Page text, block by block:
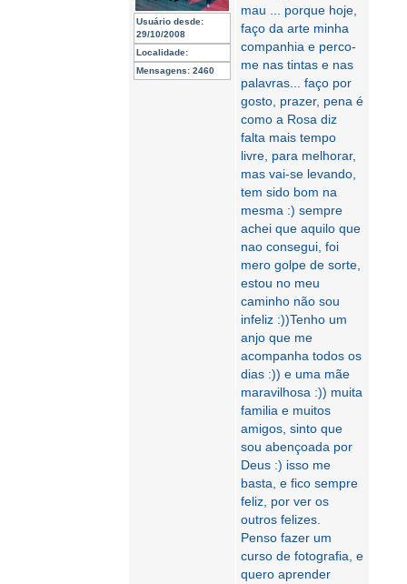
Usuário desde:
29/10/2008
Localidade:
Mensagens: 2460
mau ... porque hoje,
faço da arte minha
companhia e perco-
me nas tintas e nas
palavras... faço por
gosto, prazer, pena é
como a Rosa diz
falta mais tempo
livre, para melhorar,
mas vai-se levando,
tem sido bom na
mesma :) sempre
achei que aquilo que
nao consegui, foi
mero golpe de sorte,
estou no meu
caminho não sou
infeliz :))Tenho um
anjo que me
acompanha todos os
dias :)) e uma mãe
maravilhosa :)) muita
familia e muitos
amigos, sinto que
sou abençoada por
Deus :) isso me
basta, e fico sempre
feliz, por ver os
outros felizes.
Penso fazer um
curso de fotografia, e
quero aprender